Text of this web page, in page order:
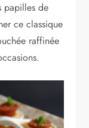
papilles de
ce classique
raffinée